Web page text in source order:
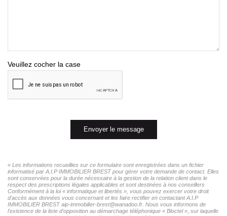
Veuillez cocher la case
Envoyer le message
« Les informations recueillies sur ce formulaire sont enregistrées dans un fichier
informatisé par A.I.P IMMOBILIER BREST pour gérer votre demande de contact. Elles
sont conservées pour la durée nécessaire à la gestion de la relation client dans le
respect des prescriptions légales applicables et sont destinées à nos conseillers
Conformément à la loi « informatique et libertés », vous pouvez exercer votre droit
d'accès aux données vous concernant et les faire rectifier en contactant A.I.P
IMMOBILIER BREST aip-immobilier-brest@wanadoo.fr. Nous vous informons de
l'existence de la liste d'opposition au démarchage téléphonique « Bloctel », sur laquelle